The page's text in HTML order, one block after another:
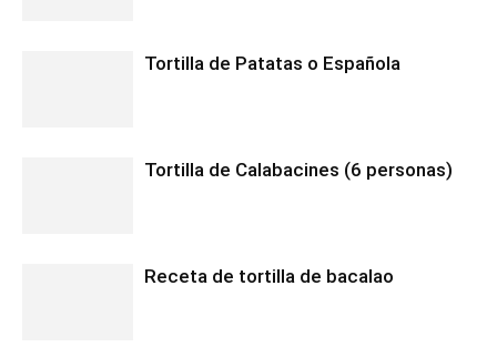
Tortilla de Patatas o Española
Tortilla de Calabacines (6 personas)
Receta de tortilla de bacalao